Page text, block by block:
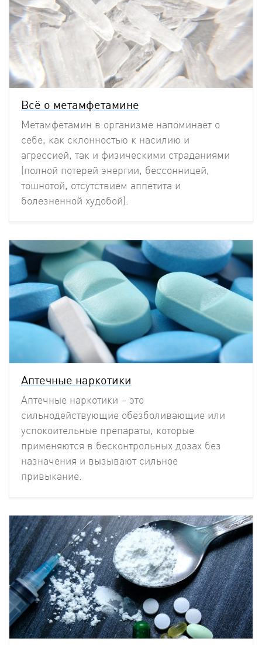
Всё о метамфетамине
Метамфетамин в организме напоминает о
себе, как склонностью к насилию и
агрессией, так и физическими страданиями
(полной потерей энергии, бессонницей,
тошнотой, отсутствием аппетита и
болезненной худобой).
Аптечные наркотики
Аптечные наркотики – это
сильнодействующие обезболивающие или
успокоительные препараты, которые
применяются в бесконтрольных дозах без
назначения и вызывают сильное
привыкание.